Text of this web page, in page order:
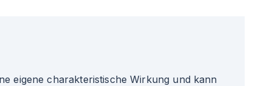
eigene charakteristische Wirkung und kann